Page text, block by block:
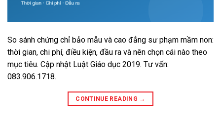
So sánh chứng chỉ bảo mẫu và cao đẳng sư phạm mầm non:
thời gian, chi phí, điều kiện, đầu ra và nên chọn cái nào theo
mục tiêu. Cập nhật Luật Giáo dục 2019. Tư vấn:
083.906.1718.
CONTINUE READING →